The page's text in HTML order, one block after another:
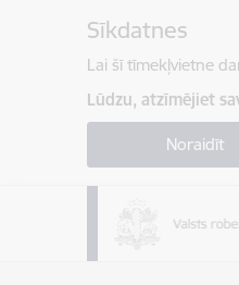
Sīkdatnes
Lai šī tīmekļvietne
Lūdzu, atzīmējiet
Noraidīt